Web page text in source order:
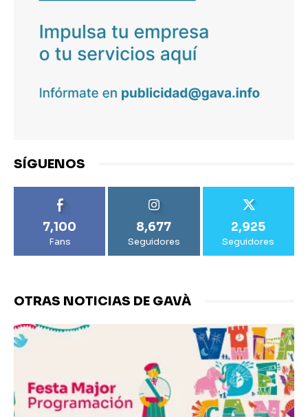
SÍGUENOS
7,100
Fans
8,677
Seguidores
2,925
Seguidores
OTRAS NOTICIAS DE GAVÀ